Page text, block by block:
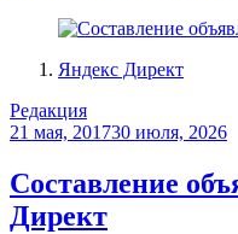
Яндекс Директ
Редакция
21 мая, 201730 июля, 2026
Составление
Директ